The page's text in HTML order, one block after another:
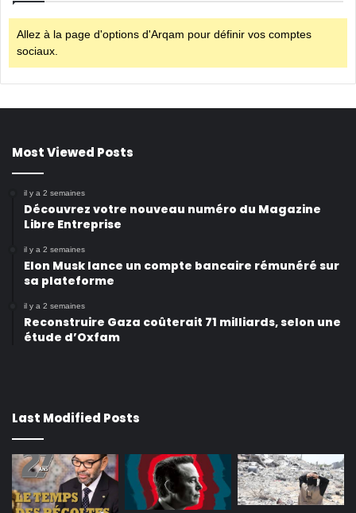
Allez à la page d'options d'Arqam pour définir vos comptes
sociaux.
Most Viewed Posts
il y a 2 semaines
Découvrez votre nouveau numéro du Magazine
Libre Entreprise
il y a 2 semaines
Elon Musk lance un compte bancaire rémunéré sur
sa plateforme
il y a 2 semaines
Reconstruire Gaza coûterait 71 milliards, selon une
étude d’Oxfam
Last Modified Posts